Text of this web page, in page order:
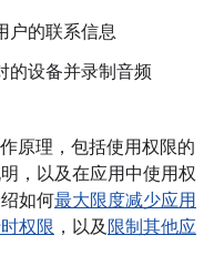
户的联系信息
的设备并录制音频
原理，包括使用权限的
，以及在应用中使用权
如何最大限度减少应用
权限 ，以及限制其他应